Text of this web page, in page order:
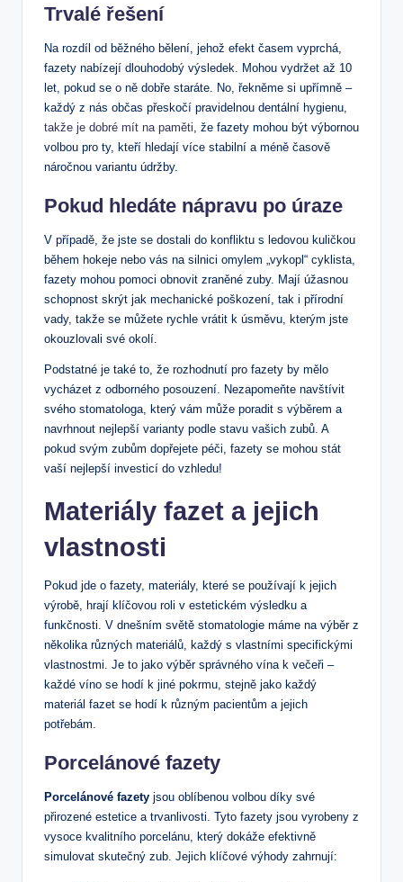
Trvalé řešení
Na rozdíl od běžného bělení, jehož efekt časem vyprchá,
fazety nabízejí dlouhodobý výsledek. Mohou vydržet až 10
let, pokud se o ně dobře staráte. No, řekněme si upřímně –
každý z nás občas přeskočí pravidelnou dentální hygienu,
takže je dobré mít na paměti , že fazety mohou být výbornou
volbou pro ty, kteří hledají více stabilní a méně časově
náročnou variantu údržby.
Pokud hledáte nápravu po úraze
V případě, že jste se dostali do konfliktu s ledovou kuličkou
během hokeje nebo vás na silnici omylem „vykopl“ cyklista,
fazety mohou pomoci obnovit zraněné zuby. Mají úžasnou
schopnost skrýt jak mechanické poškození, tak i přírodní
vady, takže se můžete rychle vrátit k úsměvu, kterým jste
okouzlovali své okolí.
Podstatné je také to, že rozhodnutí pro fazety by mělo
vycházet z odborného posouzení. Nezapomeňte navštívit
svého stomatologa, který vám může poradit s výběrem a
navrhnout nejlepší varianty podle stavu vašich zubů. A
pokud svým zubům dopřejete péči, fazety se mohou stát
vaší nejlepší investicí do vzhledu!
Materiály fazet a jejich
vlastnosti
Pokud jde o fazety, materiály, které se používají k jejich
výrobě, hrají klíčovou roli v estetickém výsledku a
funkčnosti. V dnešním světě stomatologie máme na výběr z
několika různých materiálů, každý s vlastními specifickými
vlastnostmi. Je to jako výběr správného vína k večeři –
každé víno se hodí k jiné pokrmu, stejně jako každý
materiál fazet se hodí k různým pacientům a jejich
potřebám.
Porcelánové fazety
Porcelánové fazety jsou oblíbenou volbou díky své
přirozené estetice a trvanlivosti. Tyto fazety jsou vyrobeny z
vysoce kvalitního porcelánu, který dokáže efektivně
simulovat skutečný zub. Jejich klíčové výhody zahrnují: